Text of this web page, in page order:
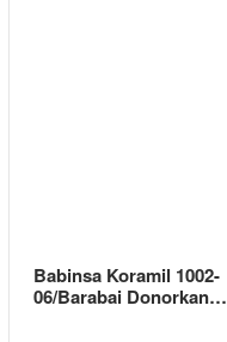
Babinsa Koramil 1002-
06/Barabai Donorkan…